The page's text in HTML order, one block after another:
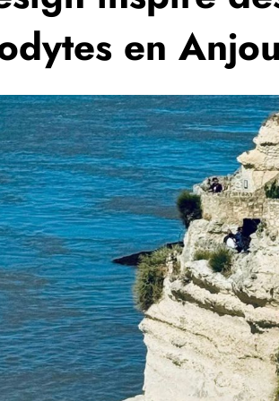
en